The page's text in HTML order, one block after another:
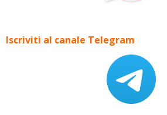
Iscriviti al canale Telegram